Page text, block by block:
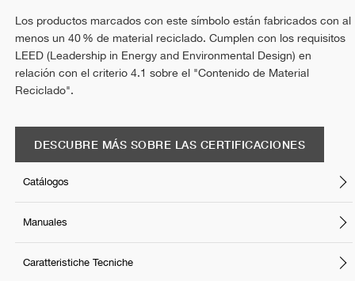
Los productos marcados con este símbolo están fabricados con al
menos un 40 % de material reciclado. Cumplen con los requisitos
LEED (Leadership in Energy and Environmental Design) en
relación con el criterio 4.1 sobre el "Contenido de Material
Reciclado".
DESCUBRE MÁS SOBRE LAS CERTIFICACIONES
Catálogos
Manuales
Caratteristiche Tecniche